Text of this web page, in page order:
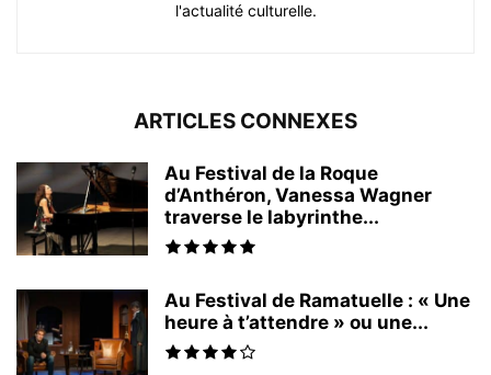
l'actualité culturelle.
ARTICLES CONNEXES
Au Festival de la Roque
d’Anthéron, Vanessa Wagner
traverse le labyrinthe...
Au Festival de Ramatuelle : « Une
heure à t’attendre » ou une...